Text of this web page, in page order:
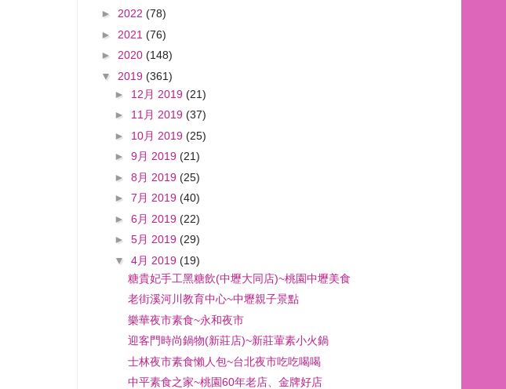
► 2022 (78)
► 2021 (76)
► 2020 (148)
▼ 2019 (361)
► 12月 2019 (21)
► 11月 2019 (37)
► 10月 2019 (25)
► 9月 2019 (21)
► 8月 2019 (25)
► 7月 2019 (40)
► 6月 2019 (22)
► 5月 2019 (29)
▼ 4月 2019 (19)
糖貴妃手工黑糖飲(中壢大同店)~桃園中壢美食
老街溪河川教育中心~中壢親子景點
樂華夜市素食~永和夜市
迎客門時尚鍋物(新莊店)~新莊葷素小火鍋
士林夜市素食懶人包~台北夜市吃吃喝喝
中平素食之家~桃園60年老店、金牌好店